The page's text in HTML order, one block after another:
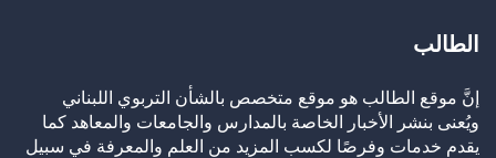
الطالب
إنَّ موقع الطالب هو موقع متخصص بالشأن التربوي اللبناني
ويُعنى بنشر الأخبار الخاصة بالمدارس والجامعات والمعاهد كما
يقدم خدمات وفرصًا لكسب المزيد من العلم والمعرفة في سبيل